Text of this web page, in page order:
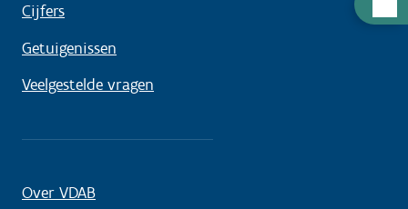
Cijfers
Getuigenissen
Veelgestelde vragen
Over VDAB